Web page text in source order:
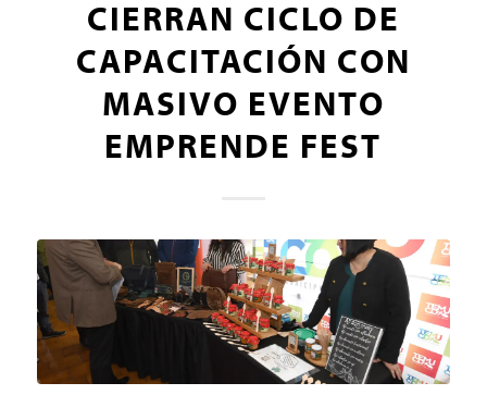
CIERRAN CICLO DE
CAPACITACIÓN CON
MASIVO EVENTO
EMPRENDE FEST